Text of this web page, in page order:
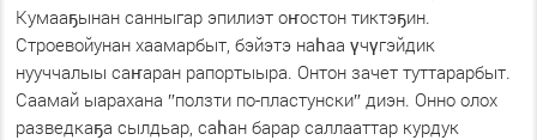
Кумааҕынан санныгар эпилиэт оҥостон тиктэҕин.
Строевойунан хаамарбыт, бэйэтэ наһаа үчүгэйдик
нууччалыы саҥаран рапортыыра. Онтон зачет туттарарбыт.
Саамай ыарахана ″ползти по-пластунски″ диэн. Онно олох
разведкаҕа сылдьар, саһан барар саллааттар курдук